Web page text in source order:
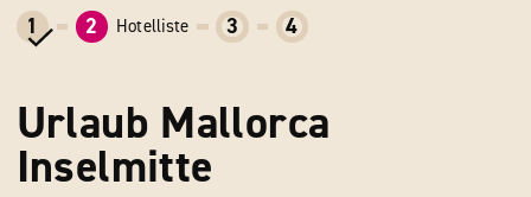
1 2 Hotelliste 3 4
Urlaub Mallorca
Inselmitte